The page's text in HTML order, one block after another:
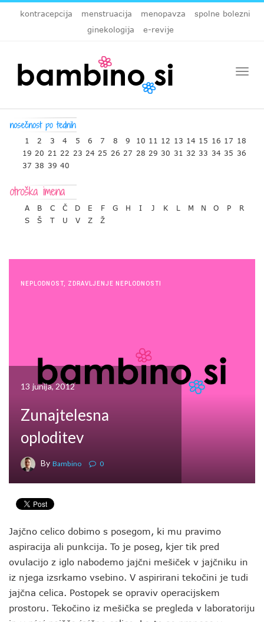
kontracepcija menstruacija menopavza
spolne bolezni
ginekologija
e-revije
1 2 3 4 5 6 7 8 9 10 11 12 13 14 15 16 17 18
19 20 21 22 23 24 25 26 27 28 29 30 31 32 33 34 35 36
37 38 39 40
A B C Č D E F G H I J K L M N O P
R
S
Š T U V Z Ž
NEPLODNOST, ZDRAVLJENJE NEPLODNOSTI
13 junija, 2012
Zunajtelesna
oploditev
By Bambino 0
Jajčno celico dobimo s posegom, ki mu pravimo
aspiracija ali punkcija. To je poseg, kjer tik pred
ovulacijo z iglo nabodemo jajčni mešiček v jajčniku in
iz njega izsrkamo vsebino. V aspirirani tekočini je tudi
jajčna celica. Postopek se opraviv operacijskem
prostoru. Tekočino iz mešička se pregleda v laboratoriju